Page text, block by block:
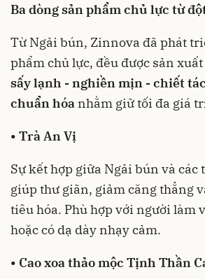
Ba dòng sản phẩm chủ lực từ
Từ Ngải bún, Zinnova đã phát
phẩm chủ lực, đều được sản
sấy lạnh - nghiền mịn - chiết
chuẩn hóa nhằm giữ tối đa giá
• Trà An Vị
Sự kết hợp giữa Ngải bún và các
giúp thư giãn, giảm căng thẳng
tiêu hóa. Phù hợp với người làm
hoặc có dạ dày nhạy cảm.
• Cao xoa thảo mộc Tịnh Thần